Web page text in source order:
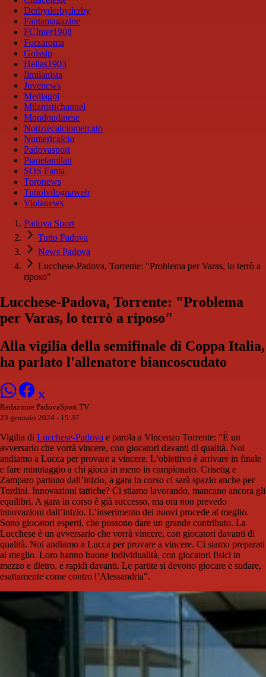
Derbyderbyderby
Fantamagazine
FCInter1908
Forzaroma
Golssip
Hellas1903
Ilmilanista
Juvenews
Mediagol
Milanistichannel
Mondoudinese
Notiziecalciomercato
Numericalcio
Padovasport
Pianetamilan
SOS Fanta
Toronews
Tuttobolognaweb
Violanews
Padova Sport
Tutto Padova
News Padova
Lucchese-Padova, Torrente: "Problema per Varas, lo terrò a
riposo"
Lucchese-Padova, Torrente: "Problema
per Varas, lo terrò a riposo"
Alla vigilia della semifinale di Coppa Italia,
ha parlato l'allenatore biancoscudato
Redazione PadovaSport.TV
23 gennaio 2024 - 15:37
Vigilia di Lucchese-Padova e parola a Vincenzo Torrente: "È un
avversario che vorrà vincere, con giocatori davanti di qualità. Noi
andiamo a Lucca per provare a vincere. L’obiettivo è arrivare in finale
e fare minutaggio a chi gioca in meno in campionato. Crisetig e
Zamparo partono dall’inizio, a gara in corso ci sarà spazio anche per
Tordini. Innovazioni tattiche? Ci stiamo lavorando, mancano ancora gli
equilibri. A gara in corso è già successo, ma ora non prevedo
innovazioni dall’inizio. L’inserimento dei nuovi procede al meglio.
Sono giocatori esperti, che possono dare un grande contributo. La
Lucchese è un avversario che vorrà vincere, con giocatori davanti di
qualità. Noi andiamo a Lucca per provare a vincere. Ci siamo preparati
al meglio. Loro hanno buone individualità, con giocatori fisici in
mezzo e dietro, e rapidi davanti. Le partite si devono giocare e sudare,
esattamente come contro l’Alessandria".